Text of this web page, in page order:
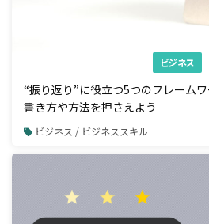
ビジネス
“振り返り”に役立つ5つのフレーム
書き方や方法を押さえよう
ビジネス / ビジネススキル